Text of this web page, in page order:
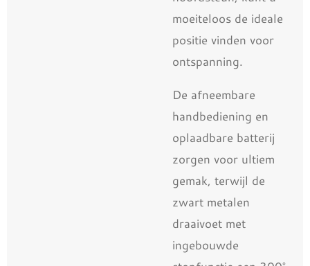
moeiteloos de ideale
positie vinden voor
ontspanning.
De afneembare
handbediening en
oplaadbare batterij
zorgen voor ultiem
gemak, terwijl de
zwart metalen
draaivoet met
ingebouwde